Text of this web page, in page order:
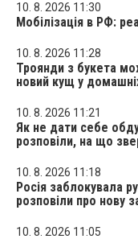
10. 8. 2026 11:30
Мобілізація в РФ:
10. 8. 2026 11:28
Троянди з букета
новий кущ у
10. 8. 2026 11:21
Як не дати себе
розповіли, на що
10. 8. 2026 11:18
Росія заблокувала
розповіли про нову
10. 8. 2026 11:05